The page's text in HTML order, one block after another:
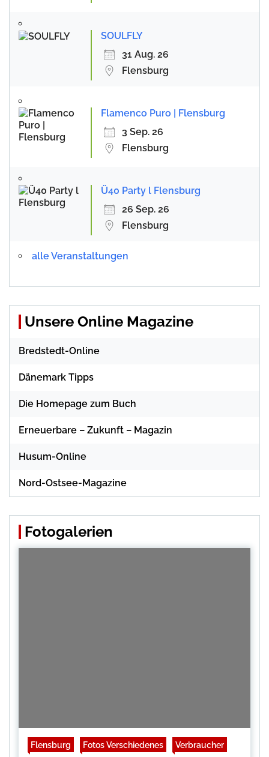
SOULFLY
31 Aug. 26
Flensburg
Flamenco Puro | Flensburg
3 Sep. 26
Flensburg
Ü40 Party l Flensburg
26 Sep. 26
Flensburg
alle Veranstaltungen
Unsere Online Magazine
Bredstedt-Online
Dänemark Tipps
Die Homepage zum Buch
Erneuerbare – Zukunft – Magazin
Husum-Online
Nord-Ostsee-Magazine
Fotogalerien
Flensburg Fotos Verschiedenes Verbraucher